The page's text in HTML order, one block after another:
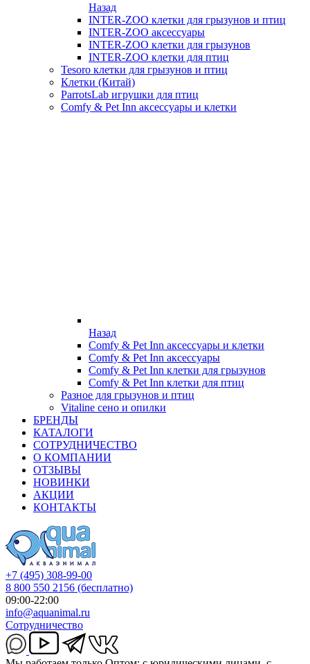
Назад
INTER-ZOO клетки для грызунов и птиц
INTER-ZOO аксессуары
INTER-ZOO клетки для грызунов
INTER-ZOO клетки для птиц
Tesoro клетки для грызунов и птиц
Клетки (Китай)
ParrotsLab игрушки для птиц
Comfy & Pet Inn аксессуары и клетки
Назад
Comfy & Pet Inn аксессуары и клетки
Comfy & Pet Inn аксессуары
Comfy & Pet Inn клетки для грызунов
Comfy & Pet Inn клетки для птиц
Разное для грызунов и птиц
Vitaline сено и опилки
БРЕНДЫ
КАТАЛОГИ
СОТРУДНИЧЕСТВО
О КОМПАНИИ
ОТЗЫВЫ
НОВИНКИ
АКЦИИ
КОНТАКТЫ
+7 (495) 308-99-00
8 800 550 2156 (бесплатно)
09:00-22:00
info@aquanimal.ru
Сотрудничество